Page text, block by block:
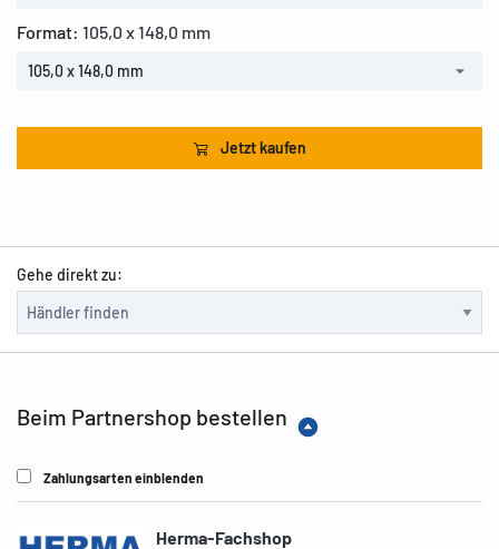
Format: 105,0 x 148,0 mm
105,0 x 148,0 mm
Jetzt kaufen
Gehe direkt zu:
Beim Partnershop bestellen
Zahlungsarten einblenden
Herma-Fachshop